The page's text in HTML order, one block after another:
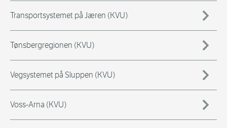
Transportsystemet på Jæren (KVU)
Tønsbergregionen (KVU)
Vegsystemet på Sluppen (KVU)
Voss-Arna (KVU)